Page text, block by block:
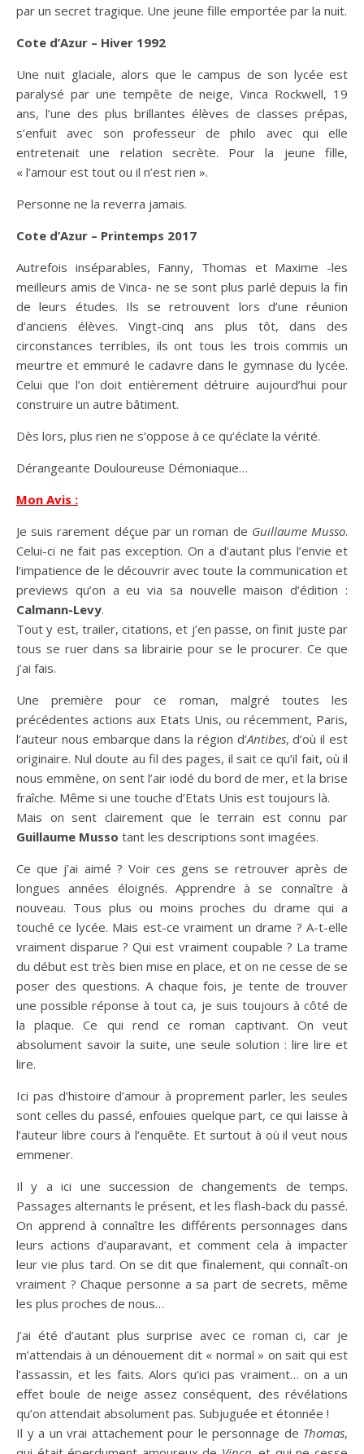
par un secret tragique. Une jeune fille emportée par la nuit.
Cote d’Azur – Hiver 1992
Une nuit glaciale, alors que le campus de son lycée est
paralysé par une tempête de neige, Vinca Rockwell, 19
ans, l’une des plus brillantes élèves de classes prépas,
s’enfuit avec son professeur de philo avec qui elle
entretenait une relation secrète. Pour la jeune fille,
« l’amour est tout ou il n’est rien ».
Personne ne la reverra jamais.
Cote d’Azur – Printemps 2017
Autrefois inséparables, Fanny, Thomas et Maxime -les
meilleurs amis de Vinca- ne se sont plus parlé depuis la fin
de leurs études. Ils se retrouvent lors d’une réunion
d’anciens élèves. Vingt-cinq ans plus tôt, dans des
circonstances terribles, ils ont tous les trois commis un
meurtre et emmuré le cadavre dans le gymnase du lycée.
Celui que l’on doit entièrement détruire aujourd’hui pour
construire un autre bâtiment.
Dès lors, plus rien ne s’oppose à ce qu’éclate la vérité.
Dérangeante Douloureuse Démoniaque…
Mon Avis :
Je suis rarement déçue par un roman de Guillaume Musso.
Celui-ci ne fait pas exception. On a d’autant plus l’envie et
l’impatience de le découvrir avec toute la communication et
previews qu’on a eu via sa nouvelle maison d’édition :
Calmann-Levy.
Tout y est, trailer, citations, et j’en passe, on finit juste par
tous se ruer dans sa librairie pour se le procurer. Ce que
j’ai fais.
Une première pour ce roman, malgré toutes les
précédentes actions aux Etats Unis, ou récemment, Paris,
l’auteur nous embarque dans la région d’Antibes, d’où il est
originaire. Nul doute au fil des pages, il sait ce qu’il fait, où il
nous emmène, on sent l’air iodé du bord de mer, et la brise
fraîche. Même si une touche d’Etats Unis est toujours là.
Mais on sent clairement que le terrain est connu par
Guillaume Musso tant les descriptions sont imagées.
Ce que j’ai aimé ? Voir ces gens se retrouver après de
longues années éloignés. Apprendre à se connaître à
nouveau. Tous plus ou moins proches du drame qui a
touché ce lycée. Mais est-ce vraiment un drame ? A-t-elle
vraiment disparue ? Qui est vraiment coupable ? La trame
du début est très bien mise en place, et on ne cesse de se
poser des questions. A chaque fois, je tente de trouver
une possible réponse à tout ca, je suis toujours à côté de
la plaque. Ce qui rend ce roman captivant. On veut
absolument savoir la suite, une seule solution : lire lire et
lire.
Ici pas d’histoire d’amour à proprement parler, les seules
sont celles du passé, enfouies quelque part, ce qui laisse à
l’auteur libre cours à l’enquête. Et surtout à où il veut nous
emmener.
Il y a ici une succession de changements de temps.
Passages alternants le présent, et les flash-back du passé.
On apprend à connaître les différents personnages dans
leurs actions d’auparavant, et comment cela à impacter
leur vie plus tard. On se dit que finalement, qui connaît-on
vraiment ? Chaque personne a sa part de secrets, même
les plus proches de nous…
J’ai été d’autant plus surprise avec ce roman ci, car je
m’attendais à un dénouement dit « normal » on sait qui est
l’assassin, et les faits. Alors qu’ici pas vraiment… on a un
effet boule de neige assez conséquent, des révélations
qu’on attendait absolument pas. Subjuguée et étonnée !
Il y a un vrai attachement pour le personnage de Thomas,